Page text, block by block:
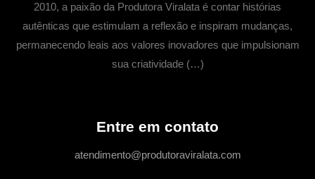
2010, a paixão da Produtora Viralata é contar histórias
autênticas que estimulam a reflexão e inspiram mudanças,
permanecendo leais aos valores inovadores que impulsionam
sua criatividade (…)
Entre em contato
atendimento@produtoraviralata.com